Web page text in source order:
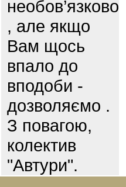
необов’язково
, але якщо
Вам щось
впало до
вподоби -
дозволяємо .
З повагою,
колектив
"Автури".